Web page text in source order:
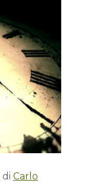
di Carlo